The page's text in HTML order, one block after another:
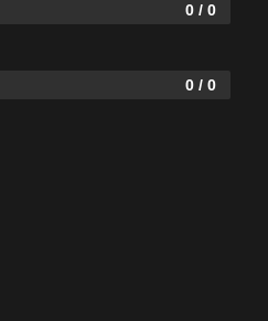
0 / 0
0 / 0